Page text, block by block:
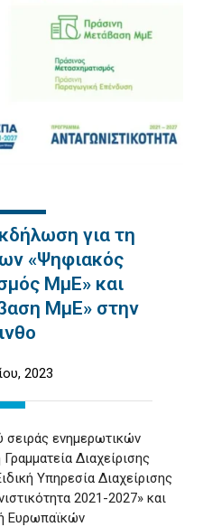
για τη
«Ψηφιακός
ΜμΕ» και
ΜμΕ» στην
2023
σειράς ενημερωτικών
Διαχείρισης
Υπηρεσία Διαχείρισης
2021-2027» και
Ευρωπαϊκών